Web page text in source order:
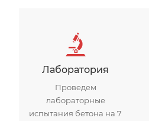
Лаборатория
Проведем
лабораторные
испытания бетона на 7